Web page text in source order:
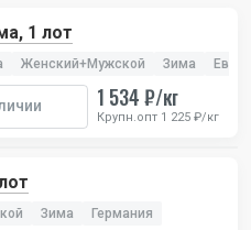
1 лот
Женский+Мужской Зима
1 534 ₽/кг
Крупн.опт 1 225 ₽/кг
Зима Германия